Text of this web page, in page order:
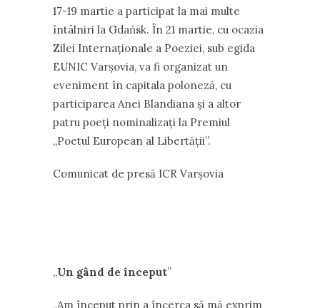
17-19 martie a participat la mai multe
întâlniri la Gdańsk. În 21 martie, cu ocazia
Zilei Internaționale a Poeziei, sub egida
EUNIC Varșovia, va fi organizat un
eveniment în capitala poloneză, cu
participarea Anei Blandiana și a altor
patru poeți nominalizați la Premiul
„Poetul European al Libertății”.
Comunicat de presă ICR Varșovia
,,Un gând de început”
„Am început prin a încerca să mă exprim